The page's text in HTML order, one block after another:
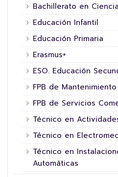
Bachillerato en
Educación Infantil
Educación Primaria
Erasmus+
ESO. Educación
FPB de
FPB de Servicios
Técnico en
Técnico en
Técnico en
Automáticas